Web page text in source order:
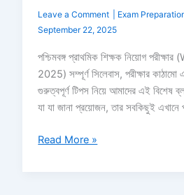
Leave a Comment Exam
September 22, 2025
পশ্চিমবঙ্গ প্রাথমিক শিক্ষক নিয়োগ
2025) সম্পূর্ণ সিলেবাস, পরীক্ষার
গুরুত্বপূর্ণ টিপস নিয়ে আমাদের এই
যা যা জানা প্রয়োজন, তার সবকিছুই এখানে
Read More »